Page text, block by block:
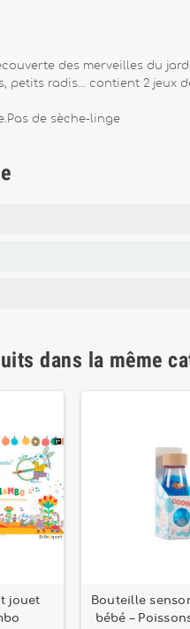
des merveilles du
petits radis… contient 2 jeux
de sèche-linge
dans la même
jouet
Bouteille
bébé –